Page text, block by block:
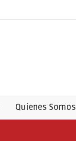
Quienes Somos